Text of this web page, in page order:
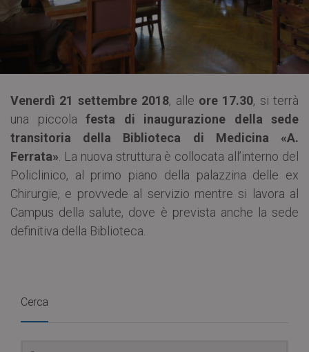
Venerdì 21 settembre 2018, alle ore 17.30, si terrà
una piccola festa di inaugurazione della sede
transitoria della Biblioteca di Medicina «A.
Ferrata». La nuova struttura è collocata all’interno del
Policlinico, al primo piano della palazzina delle ex
Chirurgie, e provvede al servizio mentre si lavora al
Campus della salute, dove è prevista anche la sede
definitiva della Biblioteca.
Cerca